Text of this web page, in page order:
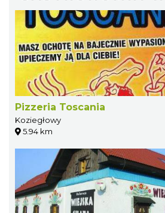
Pizzeria Toscania
Koziegłowy
5.94 km